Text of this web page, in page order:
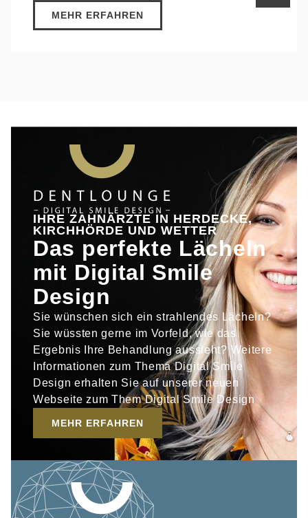
MEHR ERFAHREN
IHRE ZAHNÄRZTE IN HERDECKE,
KIRCHHÖRDE UND WETTER
Das perfekte Lächeln
mit Digital Smile
Design
Sie wünschen sich ein strahlendes Lächeln?
Sie wüssten gerne im Vorfeld, wie das
Ergebnis Ihre Behandlung aussieht? Weitere
Informationen zum Thema Digital Smile
Design erhalten Sie auf unserer neuen
Webseite zum Them Digital Smile Design
MEHR ERFAHREN